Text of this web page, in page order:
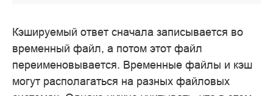
Кэшируемый ответ сначала записывается во
временный файл, а потом этот файл
переименовывается. Временные файлы и кэш
могут располагаться на разных файловых